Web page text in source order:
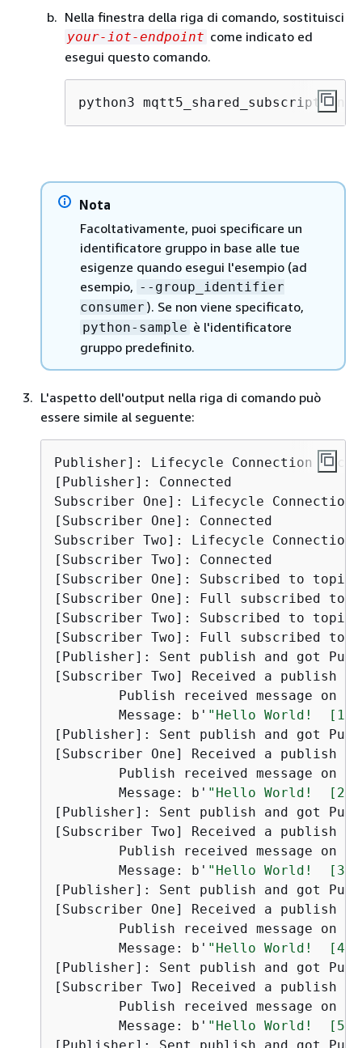
Nella finestra della riga di comando, sostituisci
your-iot-endpoint come indicato ed
esegui questo comando.
python3
Nota
Facoltativamente, puoi specificare un
identificatore gruppo in base alle tue
esigenze quando esegui l'esempio (ad
esempio, --group_identifier
consumer ). Se non viene specificato,
python-sample è l'identificatore
gruppo predefinito.
L'aspetto dell'output nella riga di comando può
essere simile al seguente:
Publisher]: Lifecycle Connection
[Publisher]: Connected
Subscriber One]: Lifecycle Connection
[Subscriber One]: Connected
Subscriber Two]: Lifecycle Connection
[Subscriber Two]: Connected
[Subscriber One]: Subscribed to
[Subscriber One]: Full subscribed topic
[Subscriber Two]: Subscribed to
[Subscriber Two]: Full subscribed topic
[Publisher]: Sent publish and got
[Subscriber Two] Received a publish
Publish received message on
        Message: b'
"Hello World!  [1]"
[Publisher]: Sent publish and got
[Subscriber One] Received a publish
Publish received message on
        Message: b'
"Hello World!  [2]"
[Publisher]: Sent publish and got
[Subscriber Two] Received a publish
Publish received message on
        Message: b'
"Hello World!  [3]"
[Publisher]: Sent publish and got
[Subscriber One] Received a publish
Publish received message on
        Message: b'
"Hello World!  [4]"
[Publisher]: Sent publish and got
[Subscriber Two] Received a publish
Publish received message on
        Message: b'
"Hello World!  [5]"
[Publisher]: Sent publish and got